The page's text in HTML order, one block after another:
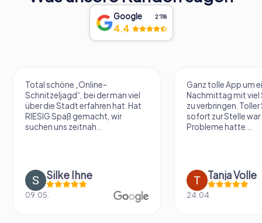
Google 2‘118
4.4
Ganz tolle App um einen
Nachmittag mit viel Spannung
zu verbringen. Toller Support der
sofort zur Stelle war als ich
Probleme hatte....
Tanja Volle
24.04.
Eine sehr tolle Idee
zu erkunden und
zu kommen. Die
schön gemacht
etwas schwerer...
Vivienne
20.09.